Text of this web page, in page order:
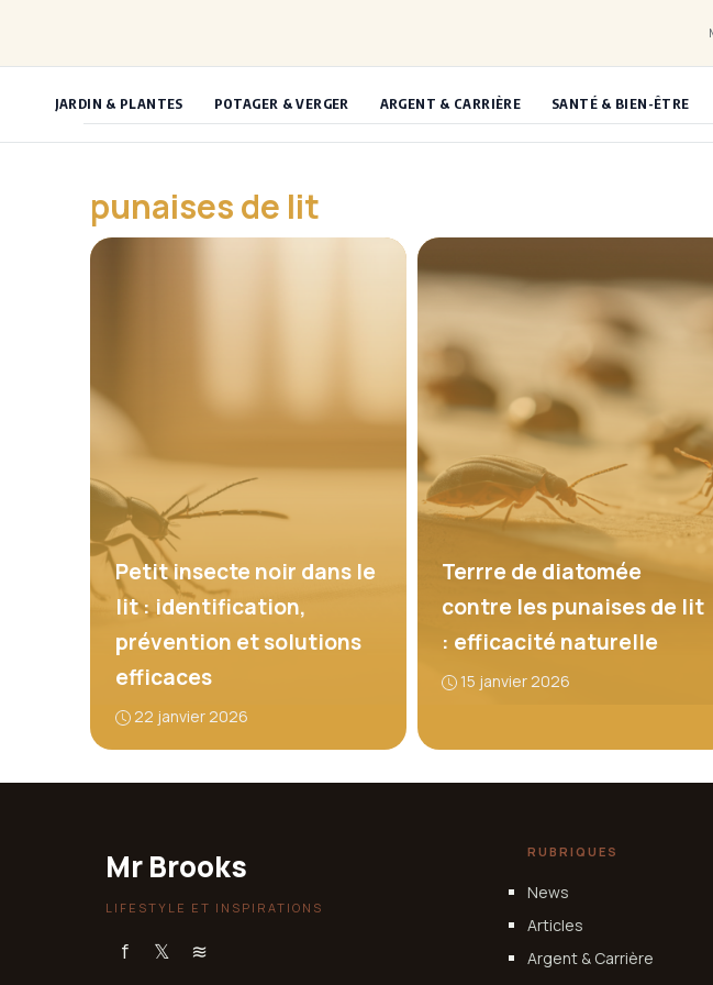
contenu
JARDIN & PLANTES POTAGER & VERGER ARGENT & CARRIÈRE SANTÉ & BIEN-ÊTRE
punaises de lit
Petit insecte noir dans le
lit : identification,
prévention et solutions
efficaces
22 janvier 2026
Terrre de diatomée
contre les punaises de lit
: efficacité naturelle
15 janvier 2026
Mr Brooks
LIFESTYLE ET INSPIRATIONS
f 𝕏 ≋
RUBRIQUES
News
Articles
Argent & Carrière